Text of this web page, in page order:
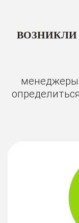
ВОЗНИКЛИ
менеджеры